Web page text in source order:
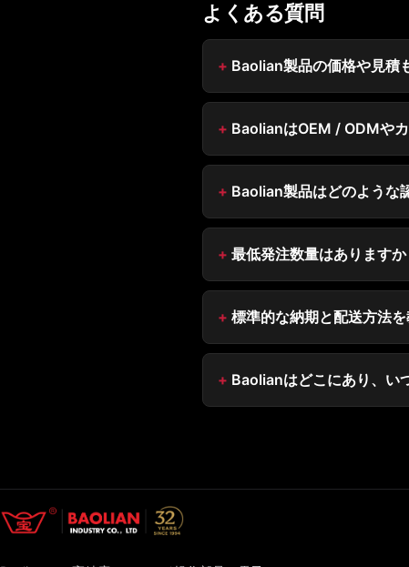
よくある質問
Baolian製品の価格や見積
BaolianはOEM / ODMや
Baolian製品はどのような
最低発注数量はあります
標準的な納期と配送方法を
Baolianはどこにあり、い